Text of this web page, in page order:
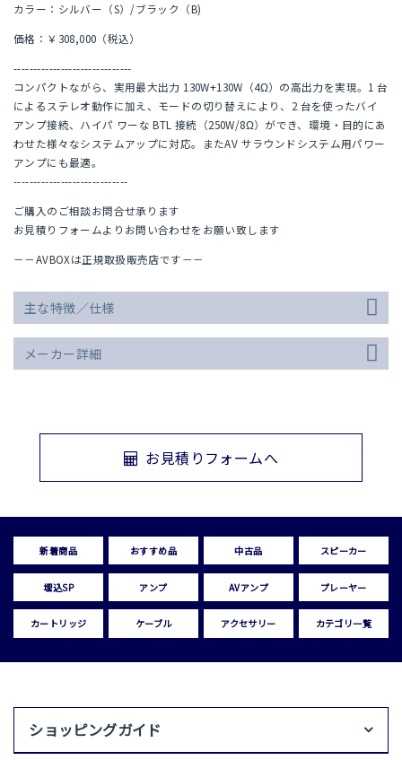
カラー：シルバー（S）/ブラック（B)
価格：￥308,000（税込）
------------------------------
コンパクトながら、実用最大出力 130W+130W（4Ω）の高出力を実現。1 台
によるステレオ動作に加え、モードの切り替えにより、2 台を使ったバイ
アンプ接続、ハイパ ワーな BTL 接続（250W/8Ω）ができ、環境・目的にあ
わせた様々なシステムアップに対応。またAV サラウンドシステム用パワー
アンプにも最適。
-----------------------------
ご購入のご相談お問合せ承ります
お見積りフォームよりお問い合わせをお願い致します
－－AVBOXは正規取扱販売店です－－
主な特徴／仕様
メーカー詳細
お見積りフォームへ
新着商品 おすすめ品 中古品 スピーカー
埋込SP アンプ AVアンプ プレーヤー
カートリッジ ケーブル アクセサリー カテゴリ一覧
ショッピングガイド